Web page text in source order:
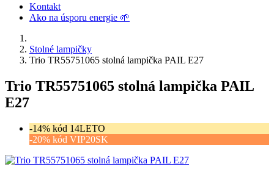
Kontakt
Ako na úsporu energie 🌱
Stolné lampičky
Trio TR55751065 stolná lampička PAIL E27
Trio TR55751065 stolná lampička PAIL
E27
-14% kód 14LETO
-20% kód VIP20SK